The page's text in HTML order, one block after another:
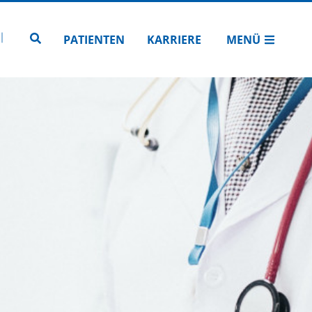
Zur Seitensuche
PATIENTEN KARRIERE MENÜ